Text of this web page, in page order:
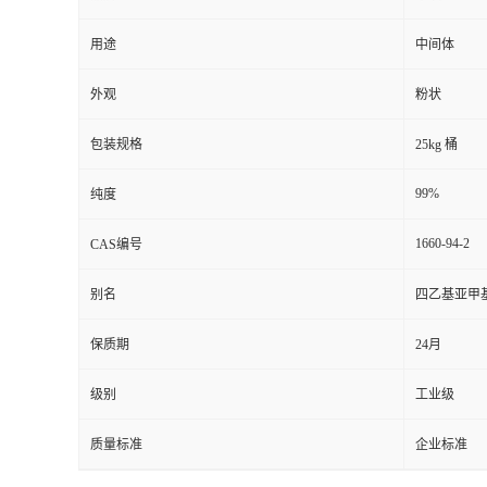
用途 中间体
外观 粉状
包装规格 25kg 桶
纯度 99%
CAS编号 1660-94-2
别名 四乙基亚甲
保质期 24月
级别 工业级
质量标准 企业标准